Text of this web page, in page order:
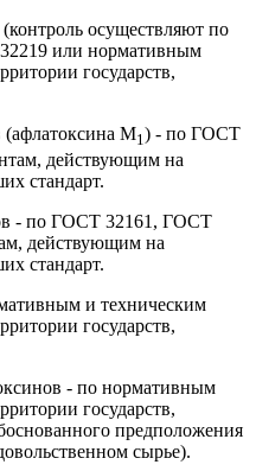
осуществляют по
или нормативным
государств,
(афлатоксина М1 ) - по ГОСТ
действующим на
стандарт.
- по ГОСТ 32161, ГОСТ
действующим на
стандарт.
и техническим
государств,
- по нормативным
государств,
предположения
сырье).